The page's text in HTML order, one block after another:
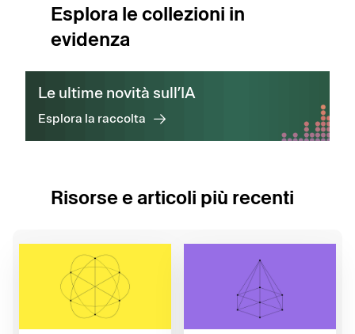
Esplora le collezioni in
evidenza
Le ultime novità sull’IA
Esplora la raccolta
Risorse e articoli più recenti